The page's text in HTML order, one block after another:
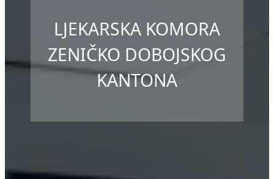
LJEKARSKA KOMORA
ZENIČKO DOBOJSKOG
KANTONA